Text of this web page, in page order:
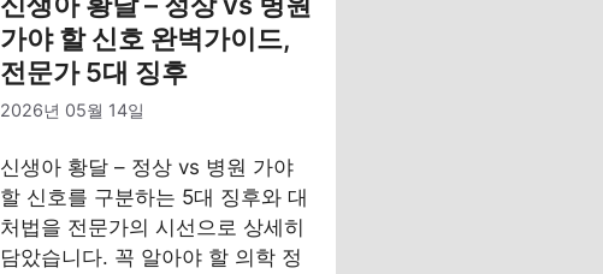
가야 할 신호 완벽가이드,
전문가 5대 징후
2026년 05월 14일
신생아 황달 – 정상 vs 병원 가야
할 신호를 구분하는 5대 징후와 대
처법을 전문가의 시선으로 상세히
담았습니다. 꼭 알아야 할 의학 정